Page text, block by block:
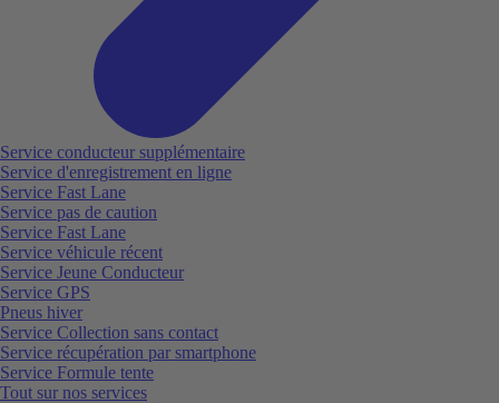
Service conducteur supplémentaire
Service d'enregistrement en ligne
Service Fast Lane
Service pas de caution
Service Fast Lane
Service véhicule récent
Service Jeune Conducteur
Service GPS
Pneus hiver
Service Collection sans contact
Service récupération par smartphone
Service Formule tente
Tout sur nos services